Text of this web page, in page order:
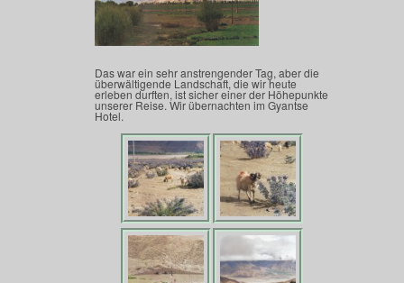
Das war ein sehr anstrengender Tag, aber die
überwältigende Landschaft, die wir heute
erleben durften, ist sicher einer der Höhepunkte
unserer Reise. Wir übernachten im Gyantse
Hotel.